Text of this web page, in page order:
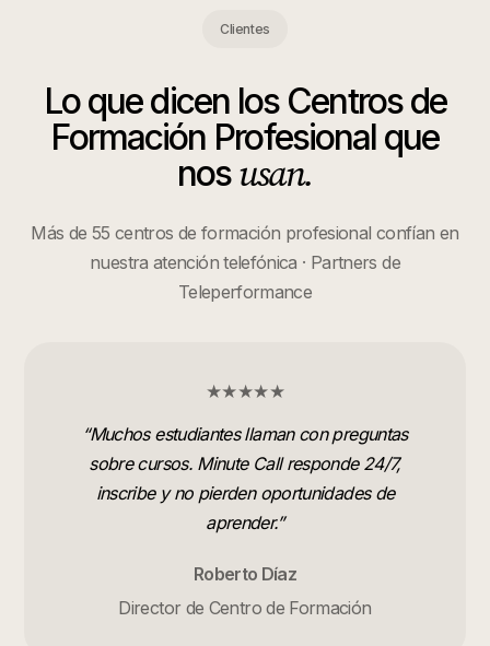
Clientes
Lo que dicen los Centros de
Formación Profesional que
nosusan.
Más de 55 centros de formación profesional confían en
nuestra atención telefónica · Partners de
Teleperformance
★★★★★
“Muchos estudiantes llaman con preguntas
sobre cursos. Minute Call responde 24/7,
inscribe y no pierden oportunidades de
aprender.”
Roberto Díaz
Director de Centro de Formación